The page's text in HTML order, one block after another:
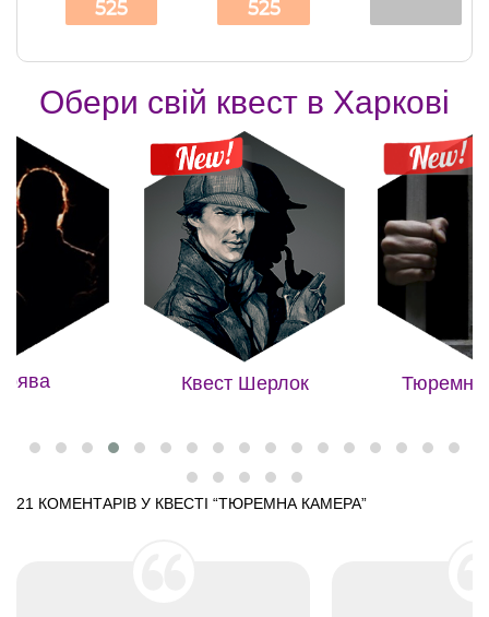
525 525
Обери свій квест в Харкові
Квест Шерлок Тюремна
21 КОМЕНТАРІВ У КВЕСТІ “ТЮРЕМНА КАМЕРА”